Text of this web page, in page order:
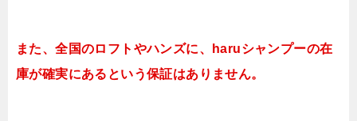
また、全国のロフトやハンズに、haruシャンプーの在
庫が確実にあるという保証はありません。